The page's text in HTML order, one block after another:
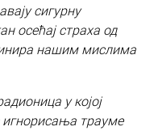
сигурну
осећај страха од
нашим мислима
у којој
игнорисања трауме